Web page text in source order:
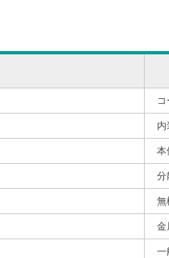
コ
内
本
分
無
金
一